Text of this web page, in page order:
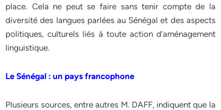
place. Cela ne peut se faire sans tenir compte de la
diversité des langues parlées au Sénégal et des aspects
politiques, culturels liés à toute action d’aménagement
linguistique.
Le Sénégal : un pays francophone
Plusieurs sources, entre autres M. DAFF, indiquent que la